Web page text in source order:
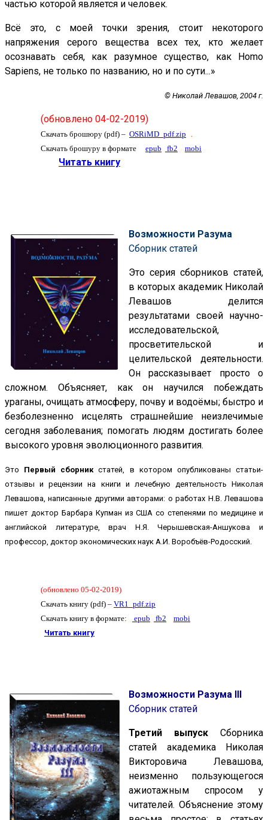
частью которой является и человек.
Всё это, с моей точки зрения, стоит некоторого
напряжения серого вещества всех тех, кто желает
осознавать себя, как разумное существо, как Homo
Sapiens, не только по названию, но и по сути...»
© Николай Левашов, 2004 г.
(обновлено 04-02-2019)
Скачать брошюру (pdf) – OSRiMD_pdf.zip .
Скачать брошуру в формате epub fb2 mobi
Читать книгу
Возможности Разума
Сборник статей
Это серия сборников статей,
в которых академик Николай
Левашов делится
результатами своей научно-
исследовательской,
просветительской и
целительской деятельности.
Он рассказывает просто о
сложном. Объясняет, как он научился побеждать
ураганы, очищать атмосферу, почву и водоёмы; быстро и
безболезненно исцелять страшнейшие неизлечимые
сегодня заболевания; помогать людям достигать более
высокого уровня эволюционного развития.
Это Первый сборник статей, в котором опубликованы статьи-
отзывы и рецензии на книги и лечебную деятельность Николая
Левашова, написанные другими авторами: о работах Н.В. Левашова
пишет доктор Барбара Купман из США со степенями по медицине и
английской литературе, врач Н.Я. Черышевская-Аншукова и
профессор, доктор экономических наук А.И. Воробъёв-Родосский.
(обновлено 05-02-2019)
Скачать книгу (pdf) – VR1_pdf.zip
Скачать книгу в формате:
epub fb2
mobi
Читать книгу
Возможности Разума III
Сборник статей
Третий выпуск Сборника
статей академика Николая
Викторовича Левашова,
неизменно пользующегося
ажиотажным спросом у
читателей. Объяснение этому